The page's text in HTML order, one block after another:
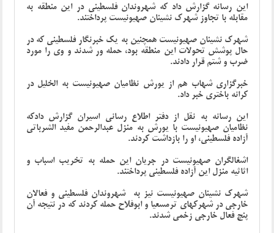
این رسانه گزارش داد که شهروندان فلسطینی در این منطقه به
مقابله با تجاوز شهرک نشینان صهیونیست پرداختند.
شهرک نشینان صهیونیست همچنین به یک خبرنگار فلسطینی که در
حال پوشش تحولات این منطقه بود، حمله ور شدند و وی را مورد
ضرب و شتم قرار دادند.
خبرگزاری شهاب هم از یورش نظامیان صهیونیست به الخلیل در
کرانه باختری خبر داد.
این رسانه به نقل از دفتر اطلاع رسانی اسیران گزارش دادکه
نظامیان صهیونیست با یورش به منزل عبدالرحمن مفید الشرباتی
آزاده فلسطینی، او را بازداشت کردند.
اشغالگران صهیونیست در جریان این حمله به تخریب اسباب و
اثاثیه منزل این آزاده فلسطینی پرداختند.
شهرک نشینان صهیونیست نیز به شهروندان فلسطینی و فعالان
خارجی در شهرکهای ترمسعیا و ابوفلاح حمله کردند که در نتیجه آن
پنج فعال خارجی زخمی شدند.